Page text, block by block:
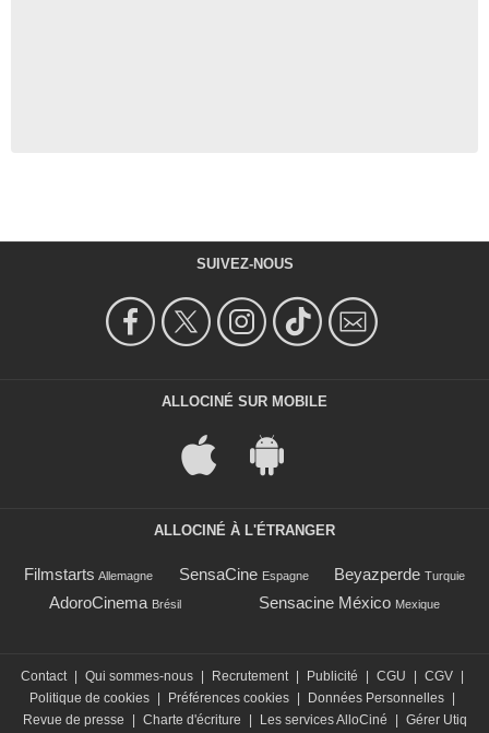
SUIVEZ-NOUS
ALLOCINÉ SUR MOBILE
ALLOCINÉ À L'ÉTRANGER
Filmstarts Allemagne SensaCine Espagne Beyazperde Turquie
AdoroCinema Brésil Sensacine México Mexique
Contact Qui sommes-nous Recrutement Publicité CGU CGV
Politique de cookies
Préférences cookies Données Personnelles
Revue de presse
Charte d'écriture Les services AlloCiné Gérer Utiq